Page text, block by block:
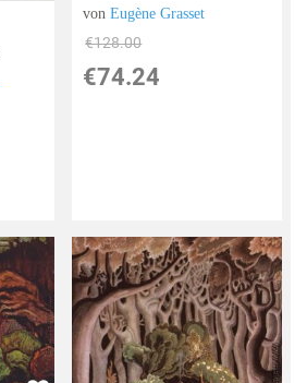
vonEugène Grasset
€128.00
€74.24